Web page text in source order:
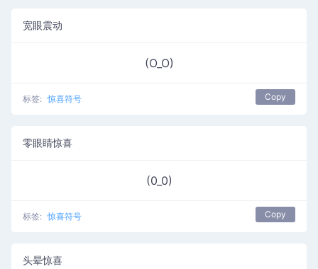
宽眼震动
(O_O)
标签: 惊喜符号 Copy
零眼睛惊喜
(0_0)
标签: 惊喜符号 Copy
头晕惊喜